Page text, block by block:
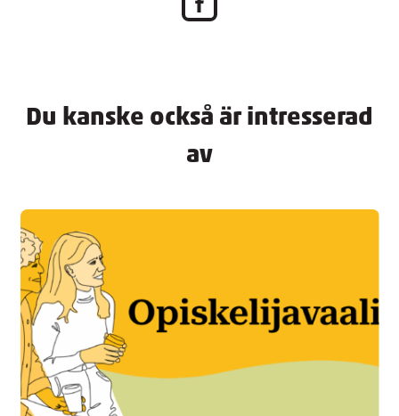
Du kanske också är intresserad
av